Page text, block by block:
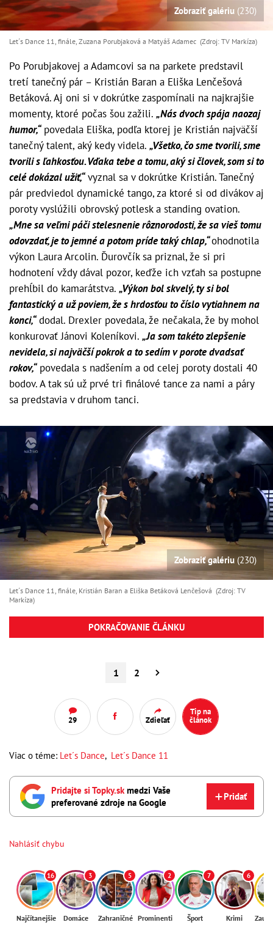
Zobraziť galériu (230)
Let´s Dance 11, finále, Zuzana Porubjaková a Matyáš Adamec (Zdroj: TV Markíza)
Po Porubjakovej a Adamcovi sa na parkete predstavil
tretí tanečný pár – Kristián Baran a Eliška Lenčešová
Betáková. Aj oni si v dokrútke zaspomínali na najkrajšie
momenty, ktoré počas šou zažili. „Nás dvoch spája naozaj
humor,“povedala Eliška, podľa ktorej je Kristián najväčší
tanečný talent, aký kedy videla. „Všetko, čo sme tvorili, sme
tvorili s ľahkosťou. Vďaka tebe a tomu, aký si človek, som si to
celé dokázal užiť,“vyznal sa v dokrútke Kristián. Tanečný
pár predviedol dynamické tango, za ktoré si od divákov aj
poroty vyslúžili obrovský potlesk a standing ovation.
„Mne sa veľmi páči stelesnenie rôznorodosti, že sa vieš tomu
odovzdať, je to jemné a potom príde taký chlap,“ohodnotila
výkon Laura Arcolin. Ďurovčík sa priznal, že si pri
hodnotení vždy dával pozor, keďže ich vzťah sa postupne
prehĺbil do kamarátstva. „Výkon bol skvelý, ty si bol
fantastický a už poviem, že s hrdosťou to číslo vytiahnem na
konci,“dodal. Drexler povedala, že nečakala, že by mohol
konkurovať Jánovi Koleníkovi. „Ja som takéto zlepšenie
nevidela, si najväčší pokrok a to sedím v porote dvadsať
rokov,“povedala s nadšením a od celej poroty dostali 40
bodov. A tak sú už prvé tri finálové tance za nami a páry
sa predstavia v druhom tanci.
Zobraziť galériu (230)
Let´s Dance 11, finále, Kristián Baran a Eliška Betáková Lenčešová (Zdroj: TV
Markíza)
POKRAČOVANIE ČLÁNKU
1 2
29 Zdieľať
Tip na
článok
Viac o téme: Let´s Dance, Let´s Dance 11
Pridajte si Topky.sk medzi Vaše
preferované zdroje na Google
Pridať
Nahlásiť chybu
16
Najčítanejšie
3
Domáce
5
Zahraničné
2
Prominenti
7
Šport
6
Krimi